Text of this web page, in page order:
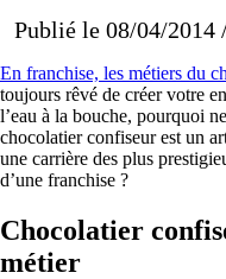
Publié le 08/04/
En franchise, les métiers du
toujours rêvé de créer votre
l’eau à la bouche, pourquoi
chocolatier confiseur est un
une carrière des plus
d’une franchise ?
Chocolatier
métier